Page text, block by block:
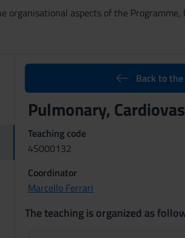
organisational aspects of the
Back to
Pulmonary,
Teaching code
4S000132
Coordinator
Marcello Ferrari
The teaching is organized as